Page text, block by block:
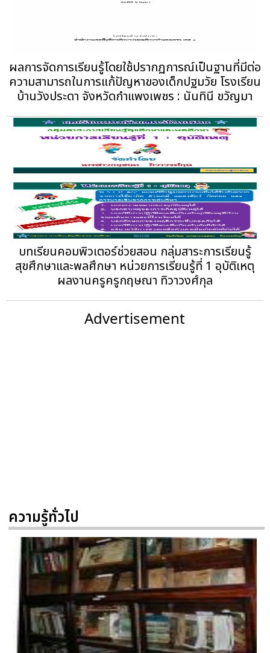
ผลการจัดการเรียนรู้โดยใช้ปรากฏการณ์เป็นฐานที่มีต่อ
ความสามารถในการแก้ปัญหาของเด็กปฐมวัย โรงเรียน
บ้านวังประดา จังหวัดกำแพงเพชร : นันทินี ขวัญมา
บทเรียนคอมพิวเตอร์ช่วยสอน กลุ่มสาระการเรียนรู้
สุขศึกษาและพลศึกษา หน่วยการเรียนรู้ที่ 1 อุบัติเหตุ
ผลงานครูครูกฤษณา ทิวาวงศ์กุล
Advertisement
ความรู้ทั่วไป